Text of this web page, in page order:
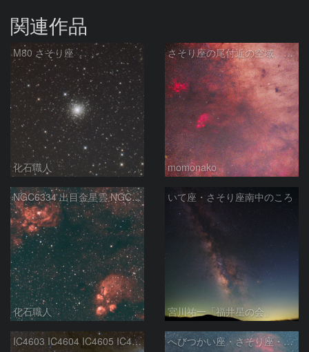
関連作品
M80 さそり座
化石職人
さそり座の尾付近の空域 260718
momonako
NGC6334 出目金星雲 NGC6357 彼岸花星雲 さそり座
化石職人
いて座・さそり座南中のころ
宮川祐一「福井星の会」
IC4603 IC4604 IC4605 IC4606 Sh2-9 IC4592 カラフルタウン 青い馬頭星雲 さそり座 へびつかい座・さそり座・いて座と天の川